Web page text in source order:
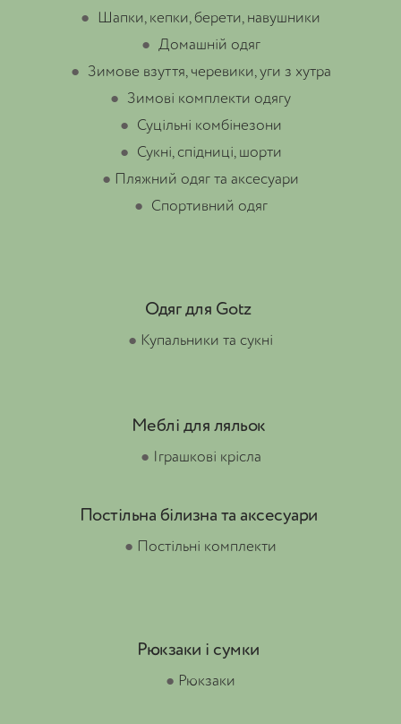
●
Шапки, кепки, берети, навушники
● Домашній одяг
● Зимове взуття, черевики, уги з хутра
● Зимові комплекти одягу
● Суцільні комбінезони
● Сукні, спідниці, шорти
● Пляжний одяг та аксесуари
● Спортивний одяг
Одяг для Gotz
● Купальники та сукні
Меблі для ляльок
● Іграшкові крісла
Постільна білизна та аксесуари
● Постільні комплекти
Рюкзаки і сумки
● Рюкзаки